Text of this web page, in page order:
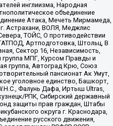
инглиизма, Народная
объединение
Атака, Мечеть Мирмамеда,
Астрахани, ВОЛЯ, Меджлис
ТОЙС, О противодействии
Артподготовка, Штольц, В
Сектор 16, Независимость,
МПГ, Курсом Правды и
группа, Автоград Крю, Союз
пансионат Ак Умут,
уголовное единство, Башкорт,
Фалунь Дафа, Иртыш Ultras,
РПК, Сибирский державный
защиты прав граждан, Штабы
округа г. Краснодара,
русского движения,